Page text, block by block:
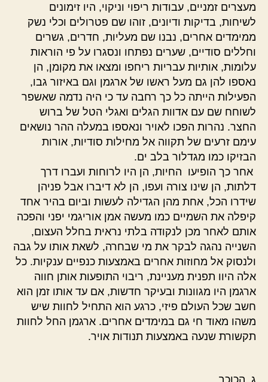
מעצרים זמניים, עבודות ריפוי וניקוי, היו זימונים
לשיחות, בדיקות ודיונים, זוהו שם פטרולים וכלי נשק
ממימדים אחרים, נבנו שם מעליות, חדרים, גשרים
וחללים סודיים, שערים נפתחו ונסגרו על פי הוראות
עלומות, אותיות עבריות ריחפו ומצאו את מקומן, הן
נאספו להן גם מעל ראשו של ארגמן וגם באיזור גבו,
הפעילות הייתה כל כך רחבה עד כי היה נדמה שאשפר
לשוחח שם עם אדוות הגלים ואגלי הטל של ברוש
החצר. נהרות הפכו לאויר ונאספו במעלה ההר נושאים
עימם זרעים של תקווה אל מחילות סודיות, אורות
הבזיקו כמו מגדלור בלב ים.
אחר כך הופיעו החיות, הן היו לרוחות ועברו דרך
דלתות, הן שינו צורה ועפו, הן לא דיברו אבל פניהן
שידרו הכל, אחת מהן הגדילה לעשות וביום בהיר אחד
קיפלה את השמיים כמו מעשה אמן אוריגמי יפני והפכה
אותם לאחר מכן לנקודה בלתי נראית בחלל העצום,
השנייה נהגה לבקר את מי שבחרה, לשאת אותו על גבה
ולנסוק אל מחוזות אחרים באמצעות כנפיים ענקיות. כל
אלה היוו תפנית מעניינת, ריבוי התופעות אותן חווה
ארגמן היו מגוונות ובעיקר חדשות, אם עד אותו זמן הוא
חשב שכל העולם פיזי, כרגע הוא התחיל לחוות שיש
משהו מאוד חי גם במימדים אחרים. ארגמן החל לחוות
תקשורת שנעה באמצעות תנודות אויר.
ג. הכוכב